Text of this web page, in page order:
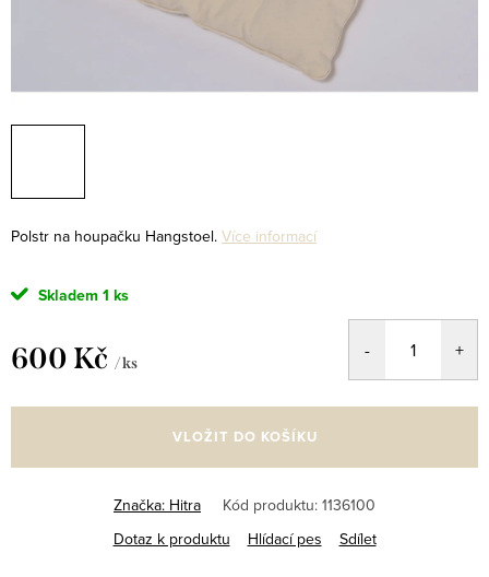
Polstr na houpačku Hangstoel. Více informací
Skladem 1 ks
600 Kč / ks
cena:
VLOŽIT DO KOŠÍKU
Značka: Hitra Kód produktu: 1136100
Dotaz k produktu
Hlídací pes Sdílet